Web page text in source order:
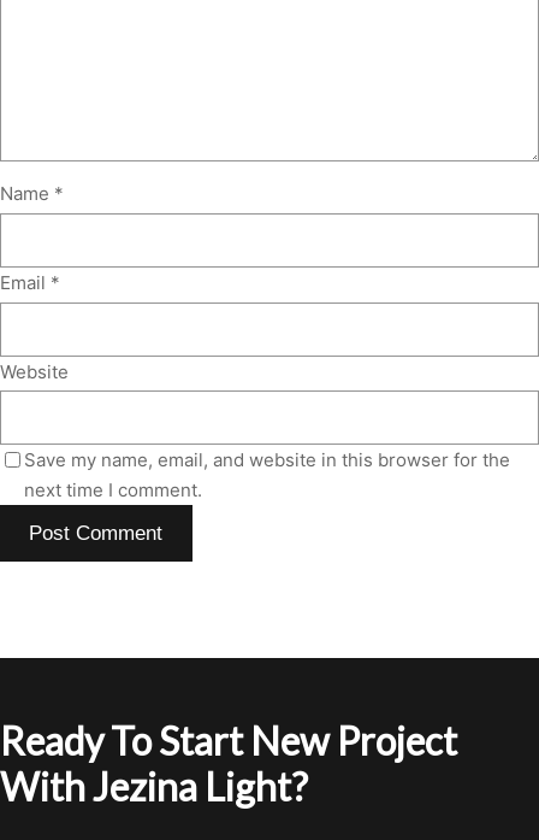
Name *
Email *
Website
Save my name, email, and website in this browser for the
next time I comment.
Ready To Start New Project
With Jezina Light?